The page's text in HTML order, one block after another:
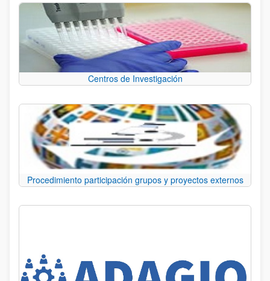
Centros de Investigación
Procedimiento participación grupos y proyectos externos